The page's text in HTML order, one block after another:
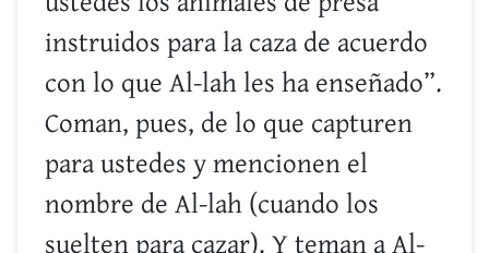
instruidos para la caza de acuerdo
con lo que Al-lah les ha enseñado”.
Coman, pues, de lo que capturen
para ustedes y mencionen el
nombre de Al-lah (cuando los
suelten para cazar). Y teman a Al-